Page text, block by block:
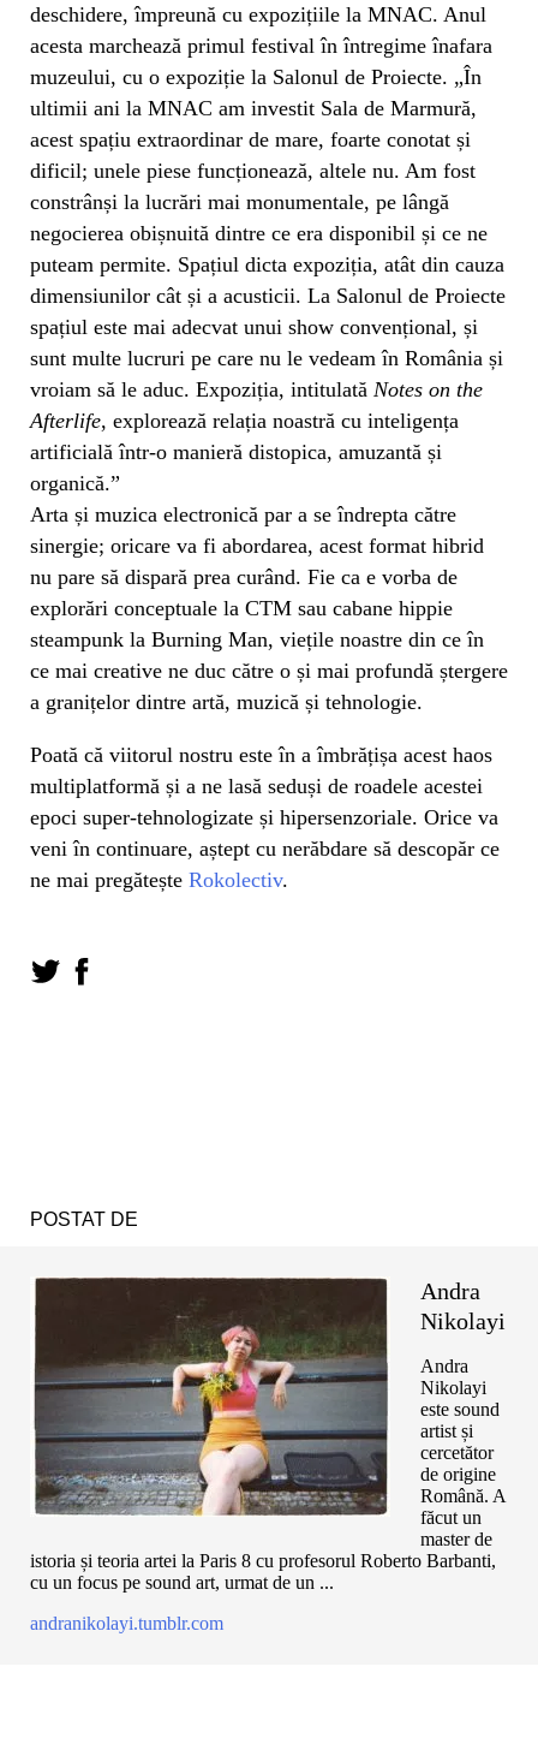
deschidere, împreună cu expozițiile la MNAC. Anul
acesta marchează primul festival în întregime înafara
muzeului, cu o expoziție la Salonul de Proiecte. „În
ultimii ani la MNAC am investit Sala de Marmură,
acest spațiu extraordinar de mare, foarte conotat și
dificil; unele piese funcționează, altele nu. Am fost
constrânși la lucrări mai monumentale, pe lângă
negocierea obișnuită dintre ce era disponibil și ce ne
puteam permite. Spațiul dicta expoziția, atât din cauza
dimensiunilor cât și a acusticii. La Salonul de Proiecte
spațiul este mai adecvat unui show convențional, și
sunt multe lucruri pe care nu le vedeam în România și
vroiam să le aduc. Expoziția, intitulată Notes on the
Afterlife, explorează relația noastră cu inteligența
artificială într-o manieră distopica, amuzantă și
organică.”
Arta și muzica electronică par a se îndrepta către
sinergie; oricare va fi abordarea, acest format hibrid
nu pare să dispară prea curând. Fie ca e vorba de
explorări conceptuale la CTM sau cabane hippie
steampunk la Burning Man, viețile noastre din ce în
ce mai creative ne duc către o și mai profundă ștergere
a granițelor dintre artă, muzică și tehnologie.
Poată că viitorul nostru este în a îmbrățișa acest haos
multiplatformă și a ne lasă seduși de roadele acestei
epoci super-tehnologizate și hipersenzoriale. Orice va
veni în continuare, aștept cu nerăbdare să descopăr ce
ne mai pregătește Rokolectiv.
POSTAT DE
Andra
Nikolayi
Andra
Nikolayi
este sound
artist și
cercetător
de origine
Română. A
făcut un
master de
istoria și teoria artei la Paris 8 cu profesorul Roberto Barbanti,
cu un focus pe sound art, urmat de un ...
andranikolayi.tumblr.com